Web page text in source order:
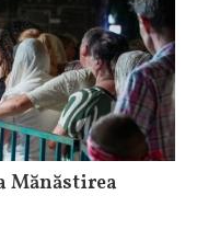
Mănăstirea